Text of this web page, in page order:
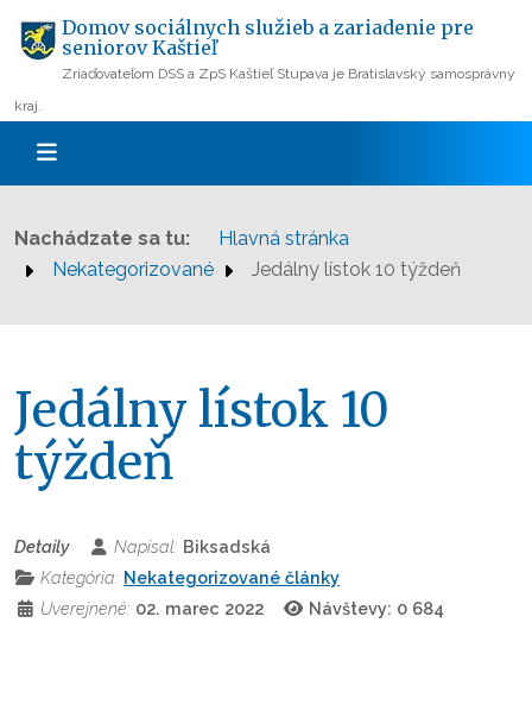
Domov sociálnych služieb a zariadenie pre
seniorov Kaštieľ
Zriaďovateľom DSS a ZpS Kaštieľ Stupava je Bratislavský samosprávny
kraj.
Nachádzate sa tu:
Hlavná stránka
Nekategorizované
Jedálny lístok 10 týždeň
Jedálny lístok 10
týždeň
Detaily Napísal: Biksadská
Kategória: Nekategorizované články
Uverejnené: 02. marec 2022 Návštevy: 0 684